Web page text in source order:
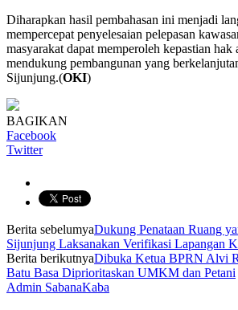
Diharapkan hasil pembahasan ini menjadi
mempercepat penyelesaian pelepasan
masyarakat dapat memperoleh kepastian hak
mendukung pembangunan yang
Sijunjung.(OKI)
BAGIKAN
Facebook
Twitter
Berita sebelumyaDukung Penataan Ruang
Sijunjung Laksanakan Verifikasi Lapangan
Berita berikutnyaDibuka Ketua BPRN Alvi
Batu Basa Diprioritaskan UMKM dan Petani
Admin SabanaKaba